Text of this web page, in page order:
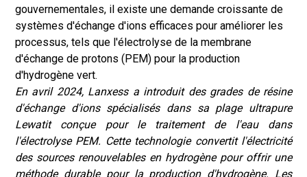
gouvernementales, il existe une demande croissante de
systèmes d'échange d'ions efficaces pour améliorer les
processus, tels que l'électrolyse de la membrane
d'échange de protons (PEM) pour la production
d'hydrogène vert.
En avril 2024, Lanxess a introduit des grades de résine
d'échange d'ions spécialisés dans sa plage ultrapure
Lewatit conçue pour le traitement de l'eau dans
l'électrolyse PEM. Cette technologie convertit l'électricité
des sources renouvelables en hydrogène pour offrir une
méthode durable pour la production d'hydrogène. Les